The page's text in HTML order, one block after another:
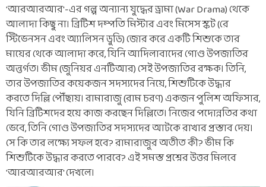
'আরআরআর'-এর গল্প অন্যান্য যুদ্ধের ড্রামা (War Drama) থেকে
আলাদা কিছু না। ব্রিটিশ দম্পতি মিস্টার এবং মিসেস স্কট (রে
স্টিভেনসন এবং অ্যালিসন ডুডি) জোর করে একটি শিশুকে তার
মায়ের থেকে আলাদা করে, যিনি আদিলাবাদের গোণ্ড উপজাতির
অন্তর্গত। ভীম (জুনিয়র এনটিআর) সেই উপজাতির রক্ষক। তিনি,
তার উপজাতির কয়েকজন সদস্যদের নিয়ে, শিশুটিকে উদ্ধার
করতে দিল্লি পৌঁছায়। রামারাজু (রাম চরণ) একজন পুলিশ অফিসার,
যিনি ব্রিটিশদের হয়ে কাজ করছেন দিল্লিতে। নিজের পদোন্নতির কথা
ভেবে, তিনি গোণ্ড উপজাতির সদস্যদের আটকে রাখার প্রস্তাব দেয়।
সে কি তার লক্ষ্যে সফল হবে? রামারাজুর অতীত কী? ভীম কি
শিশুটিকে উদ্ধার করতে পারবে? এই সমস্ত প্রশ্নের উত্তর মিলবে
'আরআরআর' দেখলে।